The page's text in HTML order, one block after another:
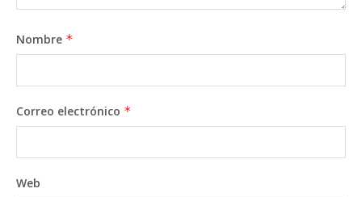
Nombre *
Correo electrónico *
Web